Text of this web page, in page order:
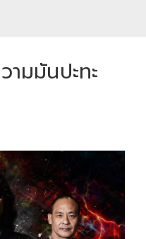
ามมันปะทะ